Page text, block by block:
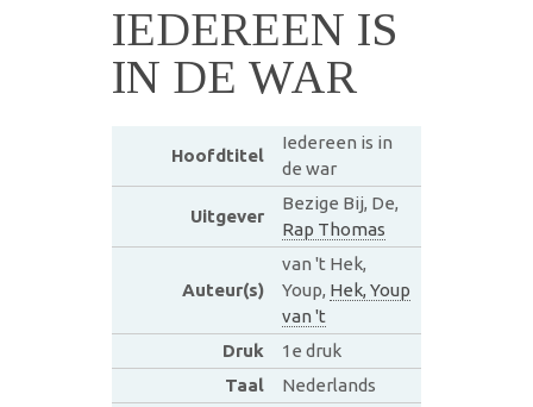
IEDEREEN IS
IN DE WAR
Hoofdtitel
Iedereen is in
de war
Uitgever
Bezige Bij, De,
Rap Thomas
Auteur(s)
van 't Hek,
Youp, Hek, Youp
van 't
Druk
1e druk
Taal
Nederlands